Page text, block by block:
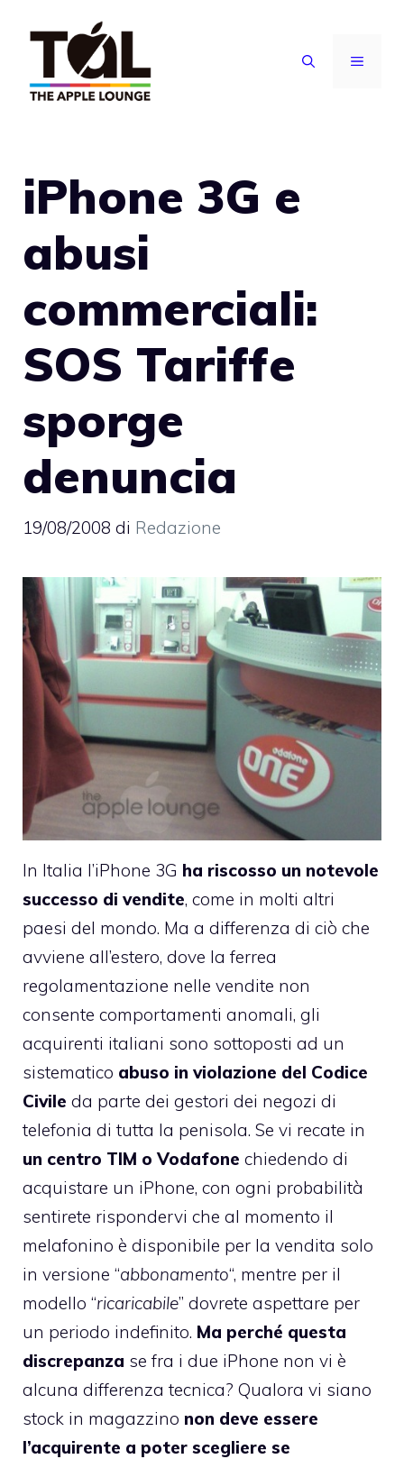
contenuto
MENU
iPhone 3G e
abusi
commerciali:
SOS Tariffe
sporge
denuncia
19/08/2008 di Redazione
In Italia l’iPhone 3G ha riscosso un notevole
successo di vendite, come in molti altri
paesi del mondo. Ma a differenza di ciò che
avviene all’estero, dove la ferrea
regolamentazione nelle vendite non
consente comportamenti anomali, gli
acquirenti italiani sono sottoposti ad un
sistematico abuso in violazione del Codice
Civile da parte dei gestori dei negozi di
telefonia di tutta la penisola. Se vi recate in
un centro TIM o Vodafone chiedendo di
acquistare un iPhone, con ogni probabilità
sentirete rispondervi che al momento il
melafonino è disponibile per la vendita solo
in versione “abbonamento“, mentre per il
modello “ricaricabile” dovrete aspettare per
un periodo indefinito. Ma perché questa
discrepanza se fra i due iPhone non vi è
alcuna differenza tecnica? Qualora vi siano
stock in magazzino non deve essere
l’acquirente a poter scegliere se